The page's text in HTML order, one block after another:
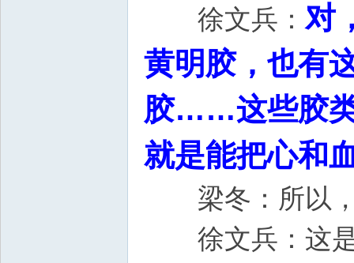
徐文兵： 对
黄明胶，也有
胶……这些胶类
就是能把心和
梁冬：所以，
徐文兵：这是